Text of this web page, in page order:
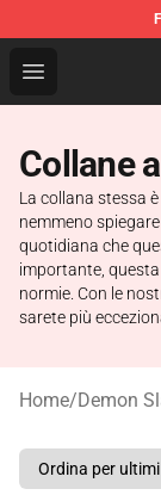
Open menu
Kimetsu
Collane
La collana stessa
nemmeno
quotidiana che
importante,
normie. Con le
sarete più
Home/Demon